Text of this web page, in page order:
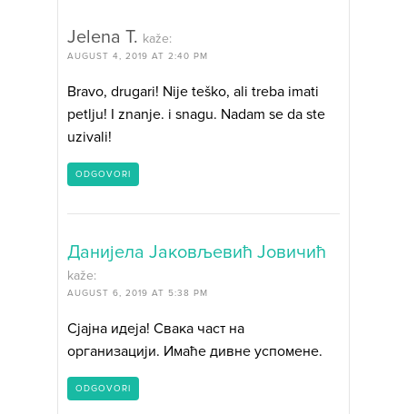
Jelena T. kaže:
AUGUST 4, 2019 AT 2:40 PM
Bravo, drugari! Nije teško, ali treba imati
petlju! I znanje. i snagu. Nadam se da ste
uzivali!
ODGOVORI
Данијела Јаковљевић Јовичић
kaže:
AUGUST 6, 2019 AT 5:38 PM
Сјајна идеја! Свака част на
организацији. Имаће дивне успомене.
ODGOVORI